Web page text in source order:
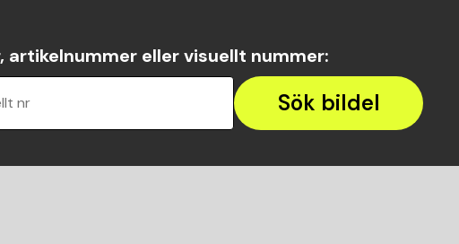
artikelnummer eller visuellt nummer:
nr Sök bildel